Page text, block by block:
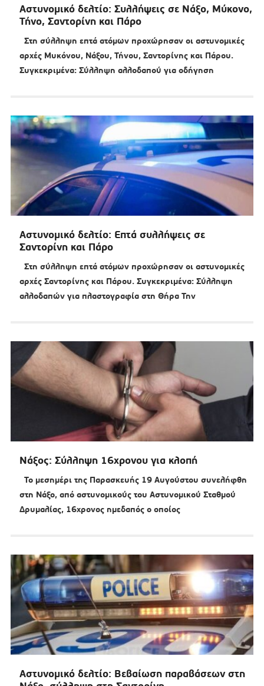
Αστυνομικό δελτίο: Συλλήψεις σε Νάξο, Μύκονο,
Τήνο, Σαντορίνη και Πάρο
Στη σύλληψη επτά ατόμων προχώρησαν οι αστυνομικές
αρχές Μυκόνου, Νάξου, Τήνου, Σαντορίνης και Πάρου.
Συγκεκριμένα: Σύλληψη αλλοδαπού για οδήγηση
Αστυνομικό δελτίο: Επτά συλλήψεις σε
Σαντορίνη και Πάρο
Στη σύλληψη επτά ατόμων προχώρησαν οι αστυνομικές
αρχές Σαντορίνης και Πάρου. Συγκεκριμένα: Σύλληψη
αλλοδαπών για πλαστογραφία στη Θήρα Την
Νάξος: Σύλληψη 16χρονου για κλοπή
Το μεσημέρι της Παρασκευής 19 Αυγούστου συνελήφθη
στη Νάξο, από αστυνομικούς του Αστυνομικού Σταθμού
Δρυμαλίας, 16χρονος ημεδαπός ο οποίος
Αστυνομικό δελτίο: Βεβαίωση παραβάσεων στη